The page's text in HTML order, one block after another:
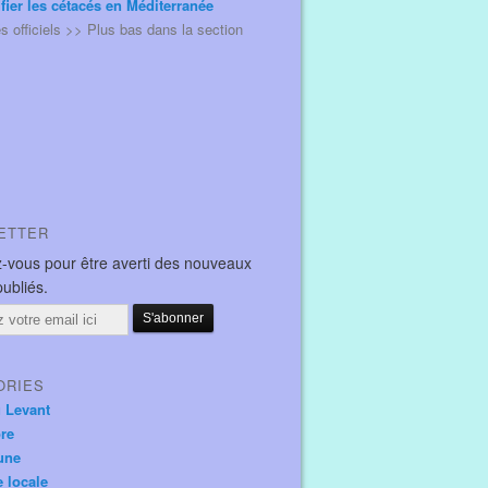
les cétacés en Méditerranée
officiels >> Plus bas dans la section
vous pour être averti des nouveaux
Levant
locale